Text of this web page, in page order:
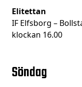
Elitettan
IF Elfsborg –
klockan 16.00
Söndag